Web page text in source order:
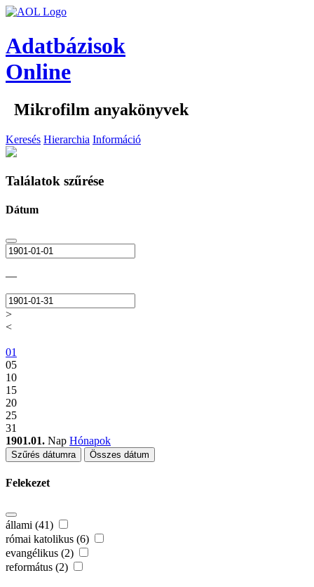
Adatbázisok
Online
Mikrofilm anyakönyvek
Keresés Hierarchia Információ
Találatok szűrése
Dátum
—
>
<
01
05
10
15
20
25
31
1901.01. Nap Hónapok
Szűrés dátumra Összes dátum
Felekezet
állami (41)
római katolikus (6)
evangélikus (2)
református (2)